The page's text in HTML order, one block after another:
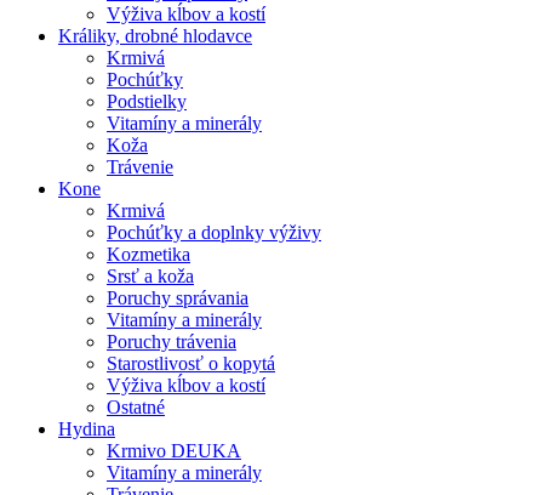
Výživa kĺbov a kostí
Králiky, drobné hlodavce
Krmivá
Pochúťky
Podstielky
Vitamíny a minerály
Koža
Trávenie
Kone
Krmivá
Pochúťky a doplnky výživy
Kozmetika
Srsť a koža
Poruchy správania
Vitamíny a minerály
Poruchy trávenia
Starostlivosť o kopytá
Výživa kĺbov a kostí
Ostatné
Hydina
Krmivo DEUKA
Vitamíny a minerály